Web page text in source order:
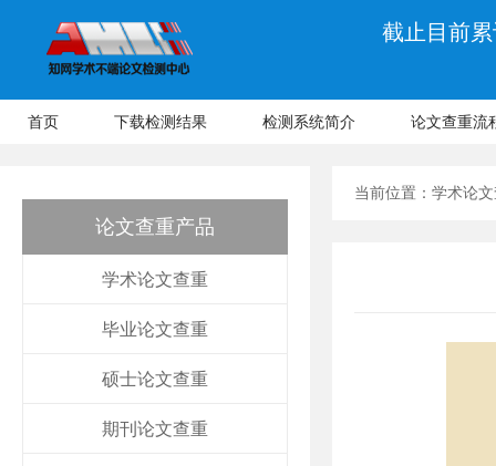
截止目前
首页 下载检测结果 检测系统简介 论文查重流
论文查重产品
学术论文查重
毕业论文查重
硕士论文查重
期刊论文查重
当前位置： 学术论